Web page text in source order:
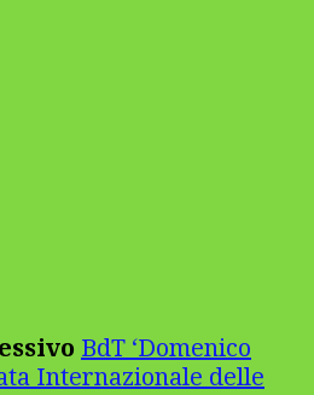
BdT ‘Domenico
Internazionale delle